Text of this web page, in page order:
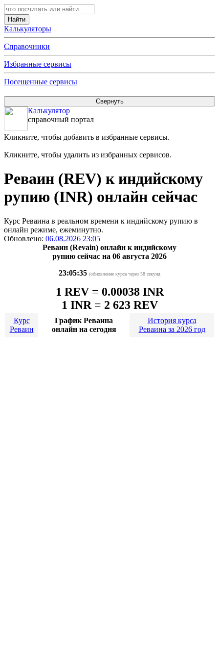
Калькуляторы
Справочники
Избранные сервисы
Посещенные сервисы
Калькулятор
справочный портал
Кликните, чтобы добавить в избранные сервисы.
Кликните, чтобы удалить из избранных сервисов.
Реваин (REV) к индийскому
рупию (INR) онлайн сейчас
Курс Реваина в реальном времени к индийскому рупию в
онлайн режиме, ежеминутно.
Обновлено: 06.08.2026 23:05
Реваин (Revain) онлайн к индийскому
рупию сейчас на 06 августа 2026
23:05:35 (обновление курса через 58 секунд
1 REV= 0.00038 INR
1 INR = 2 623 REV
Курс
Реваин
График Реваина
онлайн на сегодня
История курса
Реваина за 2026 год